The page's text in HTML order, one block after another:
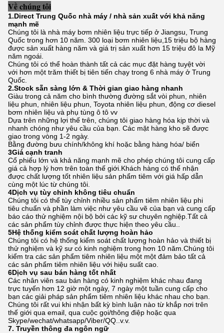
Về chúng tôi
1.Direct Trung Quốc nhà máy / nhà sản xuất với khả năng
mạnh mẽ
Chúng tôi là nhà máy bơm nhiên liệu trực tiếp ở Jiangsu, Trung
Quốc trong hơn 10 năm. 300 loại bơm nhiên liệu,15 triệu bộ hàng
được sản xuất hàng năm và giá trị sản xuất hơn 15 triệu đô la Mỹ
năm ngoái.
Chúng tôi có thể hoàn thành tất cả các mục đặt hàng tuyệt vời
với hơn một trăm thiết bị tiên tiến chạy trong 6 nhà máy ở Trung
Quốc.
2.Stock sẵn sàng lớn & Thời gian giao hàng nhanh
Giàu trong cả năm cho bình thường đường sắt vòi phun, nhiên
liệu phun, nhiên liệu phun, Toyota nhiên liệu phun, động cơ diesel
bơm nhiên liệu và phụ tùng ô tô vv
Dựa trên những lợi thế trên, chúng tôi giao hàng hóa kịp thời và
nhanh chóng như yêu cầu của bạn. Các mặt hàng kho sẽ được
giao trong vòng 1-2 ngày.
Bằng đường bưu chính/không khí hoặc bằng hàng hóa/ biển
3Giá cạnh tranh
Cổ phiếu lớn và khả năng mạnh mẽ cho phép chúng tôi cung cấp
giá cả hợp lý hơn trên toàn thế giới.Khách hàng có thể nhận
được chất lượng tốt nhiên liệu sản phẩm tiêm với giá hấp dẫn
cùng một lúc từ chúng tôi.
4Dịch vụ tùy chỉnh không tiêu chuẩn
Chúng tôi có thể tùy chỉnh nhiều sản phẩm tiêm nhiên liệu phi
tiêu chuẩn và phần làm việc như yêu cầu vẽ của bạn và cung cấp
báo cáo thử nghiệm nội bộ bởi các kỹ sư chuyên nghiệp.Tất cả
các sản phẩm tùy chỉnh được thực hiện theo yêu cầu..
5Hệ thống kiểm soát chất lượng hoàn hảo
Chúng tôi có hệ thống kiểm soát chất lượng hoàn hảo và thiết bị
thử nghiệm và kỹ sư có kinh nghiệm trong hơn 10 năm.Chúng tôi
kiểm tra các sản phẩm tiêm nhiên liệu một một đảm bảo tất cả
các sản phẩm tiêm nhiên liệu với hiệu suất cao.
6Dịch vụ sau bán hàng tốt nhất
Các nhân viên sau bán hàng có kinh nghiệm khác nhau đang
trực tuyến hơn 12 giờ một ngày, 7 ngày một tuần cung cấp cho
bạn các giải pháp sản phẩm tiêm nhiên liệu khác nhau cho bạn.
Chúng tôi rất vui khi nhận bất kỳ bình luận nào từ khắp nơi trên
thế giới qua email, qua cuộc gọi/thông điệp hoặc qua
Skype/wechat/whatsapp/Viber/QQ..v.v.
7. Truyền thông đa ngôn ngữ